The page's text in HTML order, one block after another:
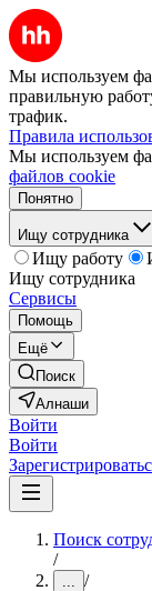
Мы используем
правильную
трафик.
Правила
Мы используем
файлов cookie
Понятно
Ищу сотрудника
Ищу работу
Ищу сотрудника
Сервисы
Помощь
Ещё
Поиск
Алнаши
Войти
Войти
Поиск
/
... /